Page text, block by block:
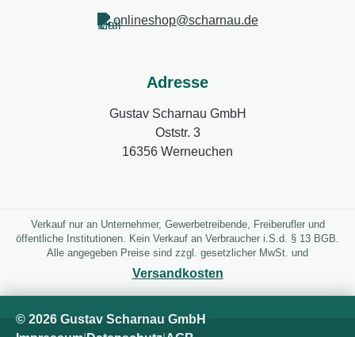
onlineshop@scharnau.de
Adresse
Gustav Scharnau GmbH
Oststr. 3
16356 Werneuchen
Verkauf nur an Unternehmer, Gewerbetreibende, Freiberufler und
öffentliche Institutionen. Kein Verkauf an Verbraucher i.S.d. § 13 BGB.
Alle angegeben Preise sind zzgl. gesetzlicher MwSt. und
Versandkosten
© 2026 Gustav Scharnau GmbH